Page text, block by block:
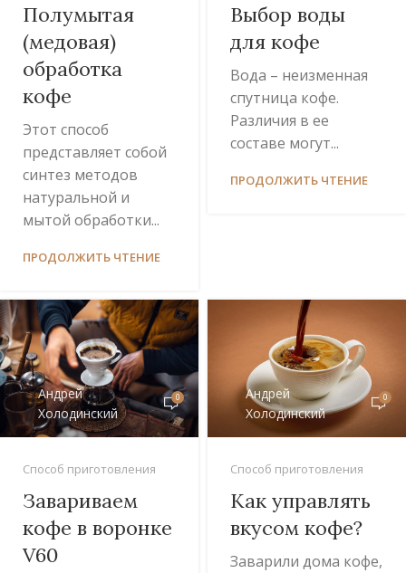
Полумытая
(медовая)
обработка
кофе
Этот способ
представляет собой
синтез методов
натуральной и
мытой обработки...
ПРОДОЛЖИТЬ ЧТЕНИЕ
Выбор воды
для кофе
Вода – неизменная
спутница кофе.
Различия в ее
составе могут...
ПРОДОЛЖИТЬ ЧТЕНИЕ
Андрей
Холодинский
0
Способ приготовления
Завариваем
кофе в воронке
V60
Андрей
Холодинский
0
Способ приготовления
Как управлять
вкусом кофе?
Заварили дома кофе,